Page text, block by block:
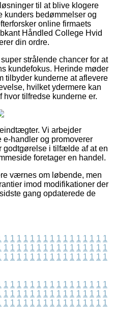
til at blive klogere
kunders bedømmelser og
online firmaets
Håndled College Hvid
din ordre.
strålende chancer for at
kundefokus. Herinde møder
tilbyder kunderne at aflevere
hvilket ydermere kan
hvor tilfredse kunderne er.
Vi arbejder
handler og promoverer
godtgørelse i tilfælde af at en
foretager en handel.
værnes om løbende, men
imod modifikationer der
gang opdaterede de
1 1 1 1 1 1 1 1 1 1 1 1 1 1 1 1
1 1 1 1 1 1 1 1 1 1 1 1 1 1 1 1
1 1 1 1 1 1 1 1 1 1 1 1 1 1 1 1
1 1 1 1 1 1 1 1 1 1 1 1 1 1 1 1
1 1 1 1 1 1 1 1 1 1 1 1 1 1 1 1
1 1 1 1 1 1 1 1 1 1 1 1 1 1 1 1